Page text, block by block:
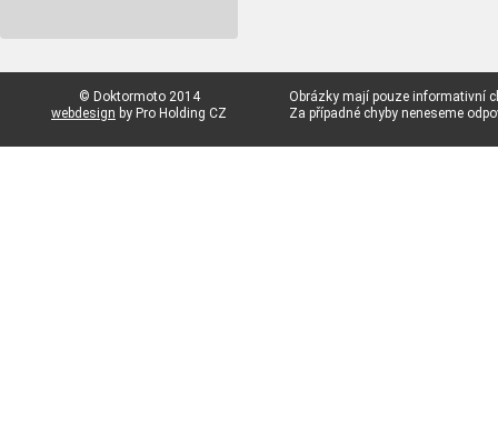
© Doktormoto 2014
webdesign by Pro Holding CZ
Obrázky mají pouze informativní
Za případné chyby neneseme